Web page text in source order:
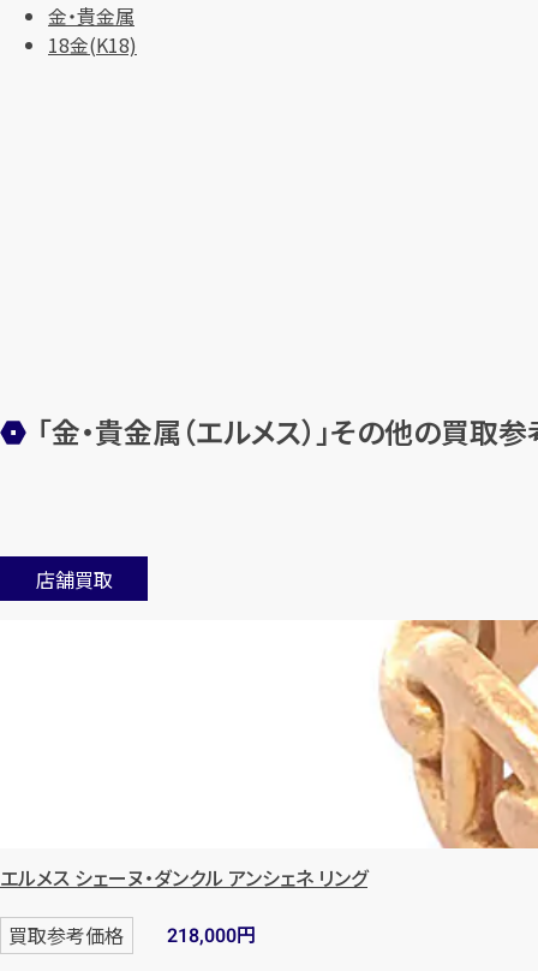
金・貴金属
18金(K18)
「金・貴金属（エルメス）」その他の買取
店舗買取
エルメス シェーヌ・ダンクル アンシェネ リング
買取参考価格 218,000円